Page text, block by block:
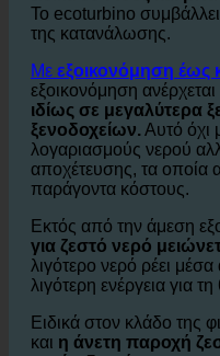
Τα ξενοδοχεία έχουν
ειδικά σε
ντους και
Το ecoturbino
της κατανάλωσης.
Μεεξοικονόμηση έως
εξοικονόμηση ανέρχεται
ιδίως σε μεγαλύτερα
ξενοδοχείων.Αυτό όχι
λογαριασμούς νερού
αποχέτευσης, τα οποία
παράγοντα κόστους.
Εκτός από την άμεση
για ζεστό νερό
λιγότερο νερό ρέει
λιγότερη ενέργεια για